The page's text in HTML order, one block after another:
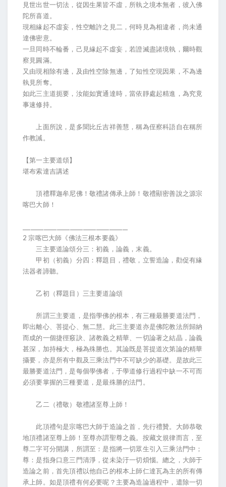
見世出世一切法，從因生果皆不虛，所執之境本無者，彼入佛
陀所喜道。
現相緣起不虛妄，性空離許之見二，何時見為相違者，尚未通
達佛密意。
一旦同時不輪番，己見緣起不虛妄，若證滅盡諸境執，爾時觀
察見圓滿。
又由現相除有邊，及由性空除無邊，了知性空現因果，不為邊
執見所奪。
如此三主道扼要，汝能如實通達時，當依靜處起精進，為究竟
事速修持。
上面所說，是多聞比丘吉祥善慧，稱為侄察科語自在稱所
作教誡。
【第一主要道頌】
堪布索達吉講述
頂禮釋迦牟尼佛！敬禮諸傳承上師！敬禮顯密善說之源宗
喀巴大師！
2 宗喀巴大師《佛法三根本要義》
三主要道論頌分三：初義，論義，末義。
甲初（初義）分四：釋題目，禮敬，立誓造論，勸促有緣
法器者諦聽。
乙初（釋題目）三主要道論頌
所謂三主要道，是指學佛的根本，有三種最勝要道法門，
即出離心、菩提心、無二慧。此三主要道亦是佛陀教法所歸納
而成的一個捷徑竅訣、諸教義之精華、一切論著之結晶，論義
甚深，加持極大，極為殊勝也。其論既是菩提道次第論的精華
攝要，亦是所有中觀及三乘法門中不可缺少的基礎。是故此三
最勝要道法門，是每個學佛者，于學道修行過程中缺一不可而
必須要掌握的三種要道，是最殊勝的法門。
乙二（禮敬）敬禮諸至尊上師！
此頂禮句是宗喀巴大師于造論之首，先行禮贊。大師恭敬
地頂禮諸至尊上師！至尊亦謂聖尊之義。按藏文規律而言，至
尊二字可分開講，所謂至：是指將一切眾生引入三乘法門中；
尊：是指身口意三門清淨，從未染汙一切煩惱。總之，大師于
造論之前，首先頂禮以他自己的根本上師仁達瓦為主的所有傳
承上師。如是頂禮有何必要呢？主要為造論過程中，遣除一切